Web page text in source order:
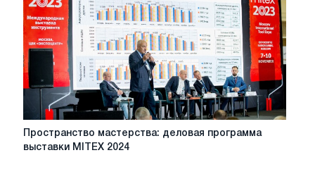
виставці
«Вугілля
Росії
та
Майнінг-2024»
Пространство
мастерства:
Пространство мастерства: деловая программа
выставки MITEX 2024